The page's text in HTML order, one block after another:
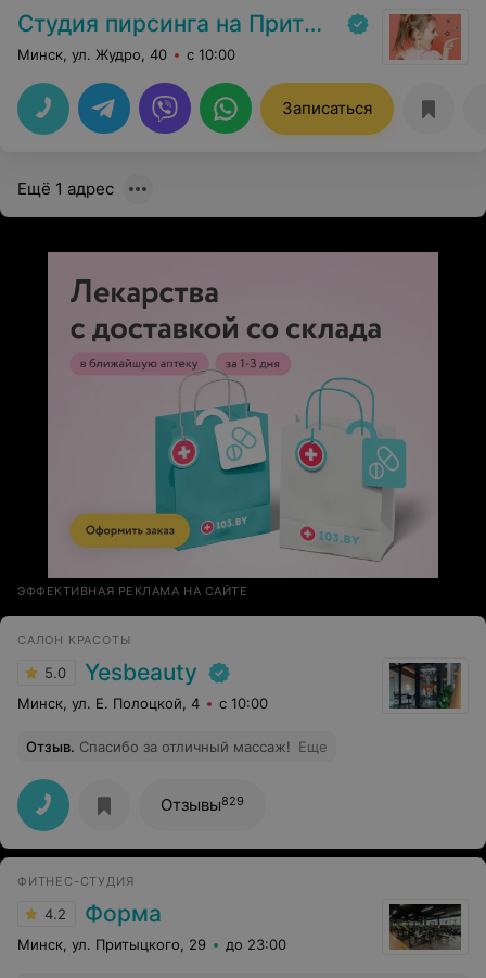
Студия пирсинга на Притыцкого
Минск, ул. Жудро, 40 с 10:00
Записаться
Ещё 1 адрес
ЭФФЕКТИВНАЯ РЕКЛАМА НА САЙТЕ
САЛОН КРАСОТЫ
5.0 Yesbeauty
Минск, ул. Е. Полоцкой, 4 с 10:00
Отзыв. Спасибо за отличный массаж! Еще
Отзывы829
ФИТНЕС-СТУДИЯ
4.2 Форма
Минск, ул. Притыцкого, 29 до 23:00